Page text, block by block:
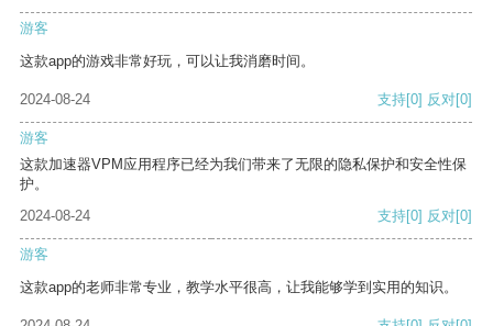
游客
这款app的游戏非常好玩，可以让我消磨时间。
2024-08-24 支持[0] 反对[0]
游客
这款加速器VPM应用程序已经为我们带来了无限的隐私保护和安全性保
护。
2024-08-24
支持[0] 反对[0]
游客
这款app的老师非常专业，教学水平很高，让我能够学到实用的知识。